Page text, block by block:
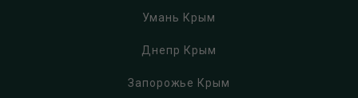
Умань Крым
Днепр Крым
Запорожье Крым